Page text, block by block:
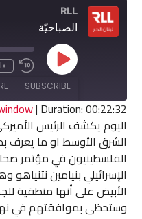
RLL
الصباحيّة
Play
Episode
10
1x
SUBSCRIBE
RSS FEED
SHARE
LINK
EMBED
| Duration: 00:22:32
اليوم يكشف الرئيس
الشرق الأوسط او ما يعرف
الفلسطينيون في مؤتمر
الإسرائيلي بنيامين
الأبيض على أنها منطقية
وستحظى بموافقتهم في